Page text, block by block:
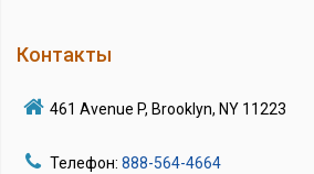
Контакты
461 Avenue P, Brooklyn, NY 11223
Телефон: 888-564-4664